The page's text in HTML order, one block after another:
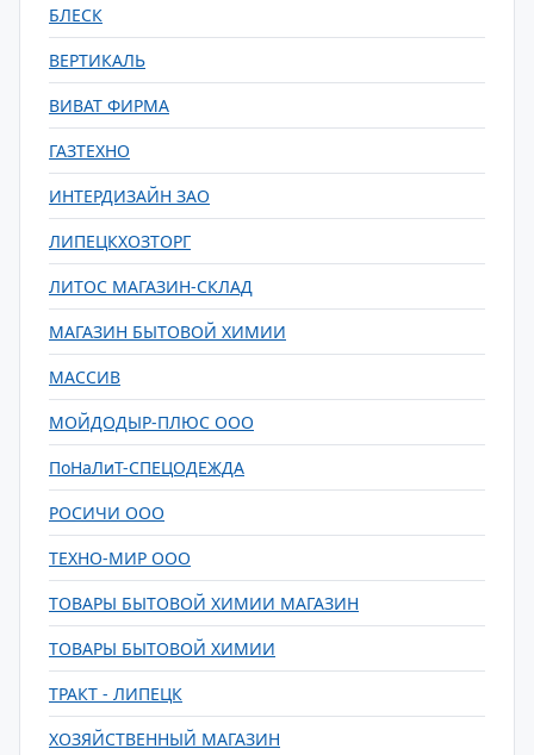
БЛЕСК
ВЕРТИКАЛЬ
ВИВАТ ФИРМА
ГАЗТЕХНО
ИНТЕРДИЗАЙН ЗАО
ЛИПЕЦКХОЗТОРГ
ЛИТОС МАГАЗИН-СКЛАД
МАГАЗИН БЫТОВОЙ ХИМИИ
МАССИВ
МОЙДОДЫР-ПЛЮС ООО
ПоНаЛиТ-СПЕЦОДЕЖДА
РОСИЧИ ООО
ТЕХНО-МИР ООО
ТОВАРЫ БЫТОВОЙ ХИМИИ МАГАЗИН
ТОВАРЫ БЫТОВОЙ ХИМИИ
ТРАКТ - ЛИПЕЦК
ХОЗЯЙСТВЕННЫЙ МАГАЗИН